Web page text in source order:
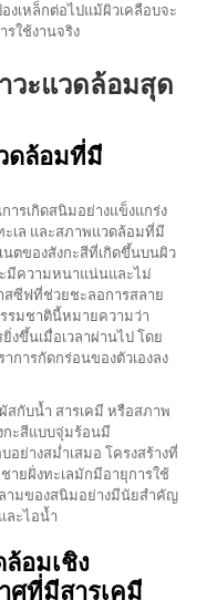
เหล็กต่อไปแม้ผิวเคลือบจะ
รใช้งานจริง
วะแวดล้อมสุด
ดล้อมที่มี
รเกิดสนิมอย่างแข็งแกร่ง
เล และสภาพแวดล้อมที่มี
ตของสังกะสีที่เกิดขึ้นบนผิว
มีความหนาแน่นและไม่
สซีฟที่ช่วยชะลอการสลาย
รมชาตินี้หมายความว่า
งขึ้นเมื่อเวลาผ่านไป โดย
การกัดกร่อนของตัวเองลง
สกับน้ำ สารเคมี หรือสภาพ
กะสีแบบจุ่มร้อนมี
ย่างสม่ำเสมอ โครงสร้างที่
ยฝั่งทะเลมักมีอายุการใช้
ามของสนิมอย่างมีนัยสำคัญ
ละไอน้ำ
อมเชิง
ศที่มีสารเคมี